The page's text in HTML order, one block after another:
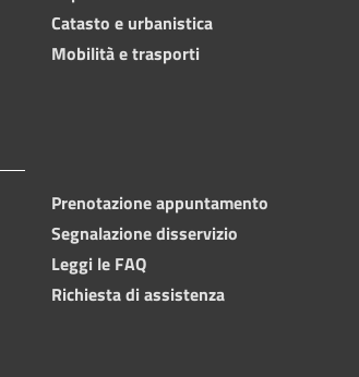
Catasto e urbanistica
Mobilità e trasporti
Prenotazione appuntamento
Segnalazione disservizio
Leggi le FAQ
Richiesta di assistenza